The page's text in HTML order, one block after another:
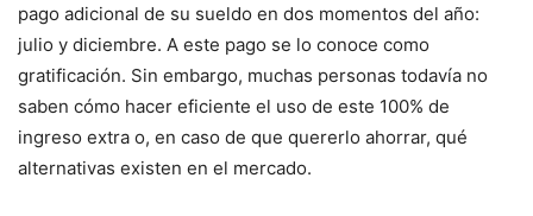
pago adicional de su sueldo en dos momentos del año:
julio y diciembre. A este pago se lo conoce como
gratificación. Sin embargo, muchas personas todavía no
saben cómo hacer eficiente el uso de este 100% de
ingreso extra o, en caso de que quererlo ahorrar, qué
alternativas existen en el mercado.